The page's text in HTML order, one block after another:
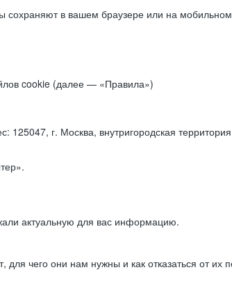
в вашем браузере или на мобильном
cookie (далее — «Правила»)
г. Москва, внутригородская
актуальную для вас информацию.
чего они нам нужны и как отказаться от их